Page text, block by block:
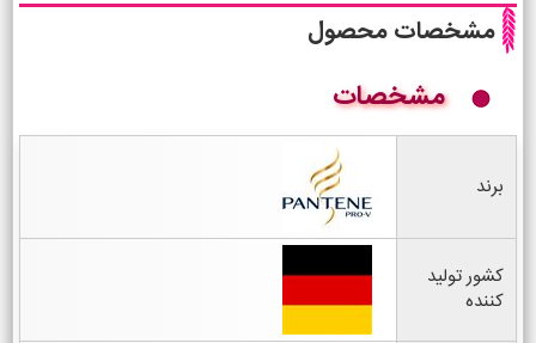
مشخصات محصول
مشخصات
برند
کشور تولید
کننده